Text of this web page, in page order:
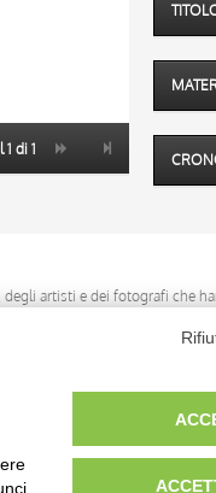
1 di 1
artisti e dei fotografi che